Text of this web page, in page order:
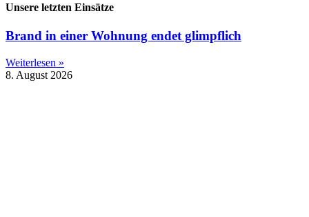
Unsere letzten Einsätze
Brand in einer Wohnung endet glimpflich
Weiterlesen »
8. August 2026